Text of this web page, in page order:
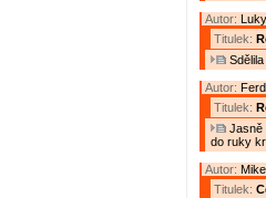
Autor: Luky
Titulek:
Autor:
Titulek:
Jasně
do ruky
Autor:
Titulek: